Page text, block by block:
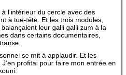
l’intérieur du cercle avec des
à tue-tête. Et les trois modules,
leur galli galli zum à la
dans certains documentaires,
se mit à applaudir. Et les
profitai pour faire mon entrée en